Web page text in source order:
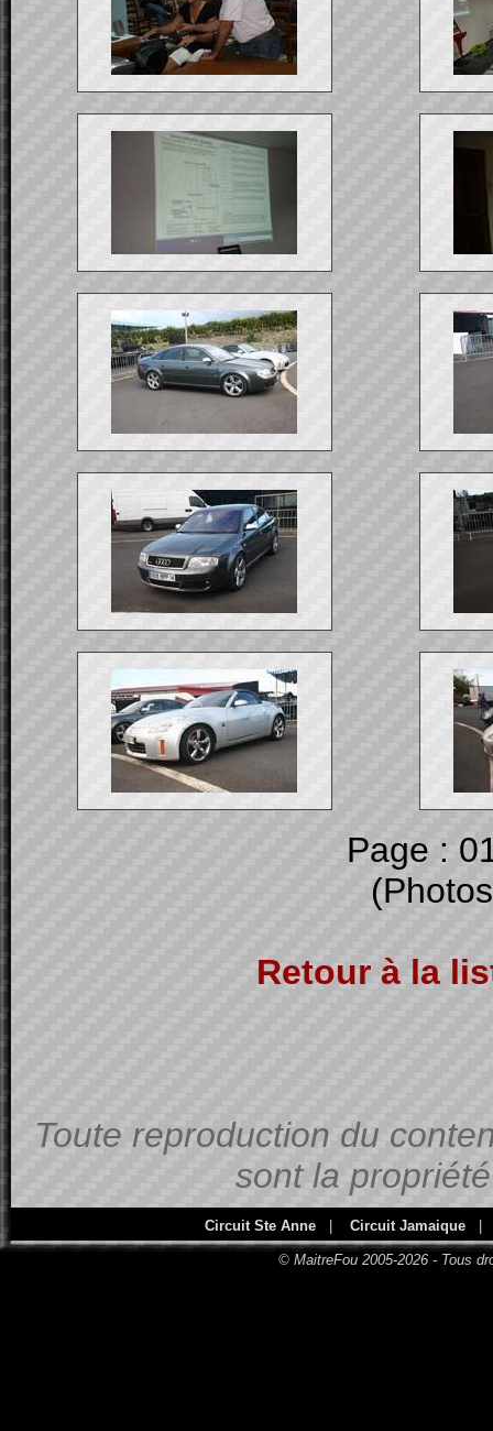
Page :
Retour à la
Toute reproduction du
sont la
Circuit Ste Anne Circuit Jamaique
© MaitreFou 2005-2026 - Tous